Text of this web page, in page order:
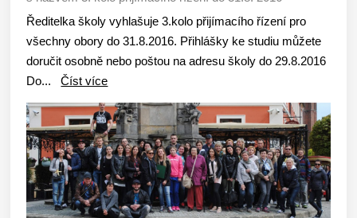
Ředitelka školy vyhlašuje 3.kolo přijímacího řízení pro
všechny obory do 31.8.2016. Přihlášky ke studiu můžete
doručit osobně nebo poštou na adresu školy do 29.8.2016
Do...Číst více